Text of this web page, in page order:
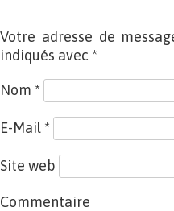
Votre adresse de
indiqués avec *
Nom *
E-Mail *
Site web
Commentaire